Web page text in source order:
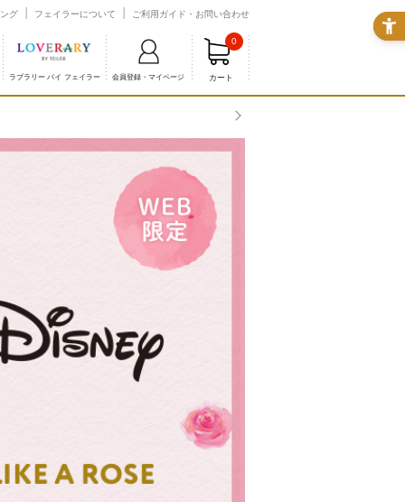
グ フェイラーについて ご利用ガイド・お問い合わせ
ラブラリー バイ フェイラー 会員登録・マイページ カート
0